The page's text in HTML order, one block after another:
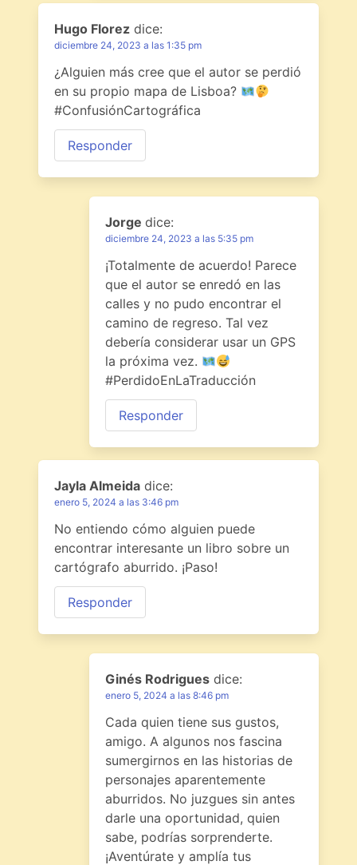
Hugo Florez dice:
diciembre 24, 2023 a las 1:35 pm
¿Alguien más cree que el autor se perdió
en su propio mapa de Lisboa?
#ConfusiónCartográfica
Responder
Jorge dice:
diciembre 24, 2023 a las 5:35 pm
¡Totalmente de acuerdo! Parece
que el autor se enredó en las
calles y no pudo encontrar el
camino de regreso. Tal vez
debería considerar usar un GPS
la próxima vez.
#PerdidoEnLaTraducción
Responder
Jayla Almeida dice:
enero 5, 2024 a las 3:46 pm
No entiendo cómo alguien puede
encontrar interesante un libro sobre un
cartógrafo aburrido. ¡Paso!
Responder
Ginés Rodrigues dice:
enero 5, 2024 a las 8:46 pm
Cada quien tiene sus gustos,
amigo. A algunos nos fascina
sumergirnos en las historias de
personajes aparentemente
aburridos. No juzgues sin antes
darle una oportunidad, quien
sabe, podrías sorprenderte.
¡Aventúrate y amplía tus